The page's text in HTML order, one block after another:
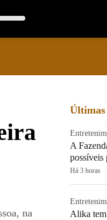
na
A
possíveis
Há 3 horas
Alika